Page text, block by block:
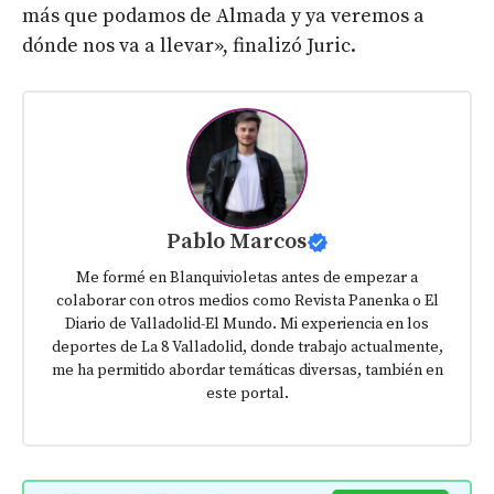
más que podamos de Almada y ya veremos a
dónde nos va a llevar», finalizó Juric.
Pablo Marcos
Me formé en Blanquivioletas antes de empezar a
colaborar con otros medios como Revista Panenka o El
Diario de Valladolid-El Mundo. Mi experiencia en los
deportes de La 8 Valladolid, donde trabajo actualmente,
me ha permitido abordar temáticas diversas, también en
este portal.